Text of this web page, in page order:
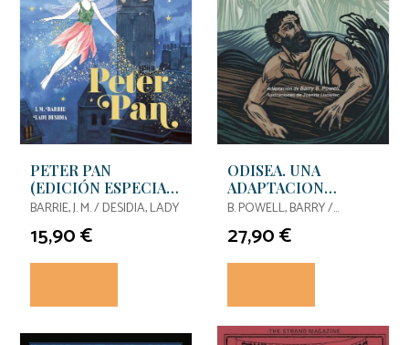
PETER PAN
(EDICIÓN ESPECIAL
CON CANTOSBARRIE, J. M. / DESIDIA, LADY
15,90 €
ODISEA. UNA
ADAPTACION
ILUSTRADA
B. POWELL, BARRY /
LISOWIEC, JOANNA /
HOMERO
27,90 €